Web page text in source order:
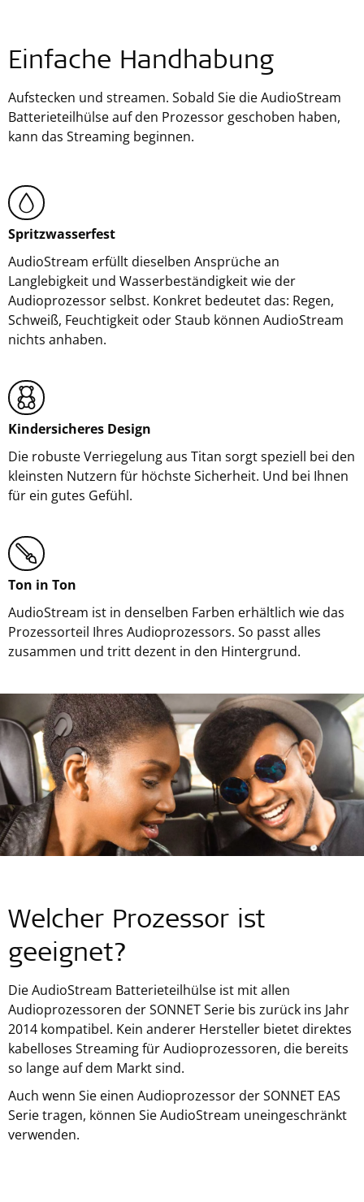
Einfache Handhabung
Aufstecken und streamen. Sobald Sie die AudioStream
Batterieteilhülse auf den Prozessor geschoben haben,
kann das Streaming beginnen.
Spritzwasserfest
AudioStream erfüllt dieselben Ansprüche an
Langlebigkeit und Wasserbeständigkeit wie der
Audioprozessor selbst. Konkret bedeutet das: Regen,
Schweiß, Feuchtigkeit oder Staub können AudioStream
nichts anhaben.
Kindersicheres Design
Die robuste Verriegelung aus Titan sorgt speziell bei den
kleinsten Nutzern für höchste Sicherheit. Und bei Ihnen
für ein gutes Gefühl.
Ton in Ton
AudioStream ist in denselben Farben erhältlich wie das
Prozessorteil Ihres Audioprozessors. So passt alles
zusammen und tritt dezent in den Hintergrund.
Welcher Prozessor ist
geeignet?
Die AudioStream Batterieteilhülse ist mit allen
Audioprozessoren der SONNET Serie bis zurück ins Jahr
2014 kompatibel. Kein anderer Hersteller bietet direktes
kabelloses Streaming für Audioprozessoren, die bereits
so lange auf dem Markt sind.
Auch wenn Sie einen Audioprozessor der SONNET EAS
Serie tragen, können Sie AudioStream uneingeschränkt
verwenden.